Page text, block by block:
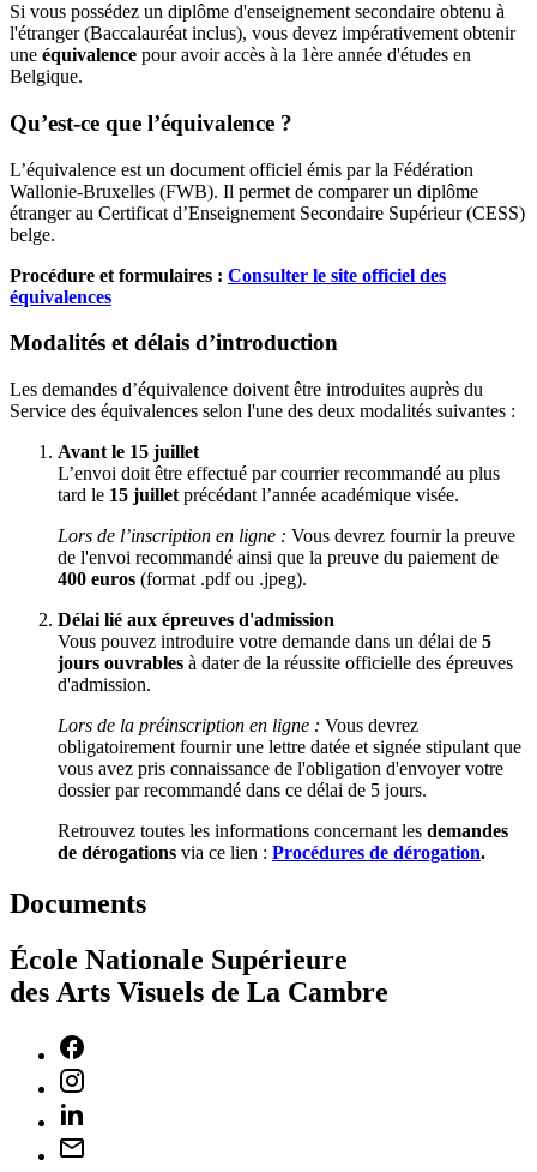
Si vous possédez un diplôme d'enseignement secondaire obtenu à
l'étranger (Baccalauréat inclus), vous devez impérativement obtenir
une équivalence pour avoir accès à la 1ère année d'études en
Belgique.
Qu’est-ce que l’équivalence ?
L’équivalence est un document officiel émis par la Fédération
Wallonie-Bruxelles (FWB). Il permet de comparer un diplôme
étranger au Certificat d’Enseignement Secondaire Supérieur (CESS)
belge.
Procédure et formulaires : Consulter le site officiel des
équivalences
Modalités et délais d’introduction
Les demandes d’équivalence doivent être introduites auprès du
Service des équivalences selon l'une des deux modalités suivantes :
Avant le 15 juillet
L’envoi doit être effectué par courrier recommandé au plus
tard le 15 juillet précédant l’année académique visée.
Lors de l’inscription en ligne : Vous devrez fournir la preuve
de l'envoi recommandé ainsi que la preuve du paiement de
400 euros (format .pdf ou .jpeg).
Délai lié aux épreuves d'admission
Vous pouvez introduire votre demande dans un délai de 5
jours ouvrables à dater de la réussite officielle des épreuves
d'admission.
Lors de la préinscription en ligne : Vous devrez
obligatoirement fournir une lettre datée et signée stipulant que
vous avez pris connaissance de l'obligation d'envoyer votre
dossier par recommandé dans ce délai de 5 jours.
Retrouvez toutes les informations concernant les demandes
de dérogations via ce lien : Procédures de dérogation.
Documents
École Nationale Supérieure
des Arts Visuels de La Cambre